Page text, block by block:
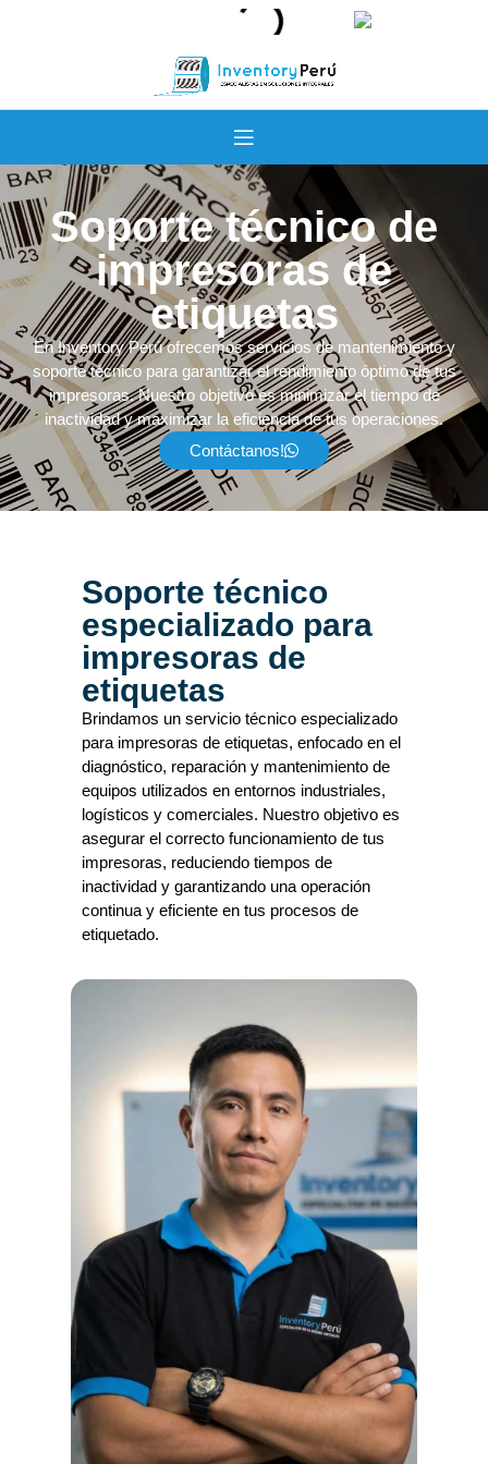
Soporte técnico de
impresoras de
etiquetas
En Inventory Perú ofrecemos servicios de mantenimiento y
soporte técnico para garantizar el rendimiento óptimo de tus
impresoras. Nuestro objetivo es minimizar el tiempo de
inactividad y maximizar la eficiencia de tus operaciones.
Contáctanos!
Soporte técnico
especializado para
impresoras de
etiquetas
Brindamos un servicio técnico especializado
para impresoras de etiquetas, enfocado en el
diagnóstico, reparación y mantenimiento de
equipos utilizados en entornos industriales,
logísticos y comerciales. Nuestro objetivo es
asegurar el correcto funcionamiento de tus
impresoras, reduciendo tiempos de
inactividad y garantizando una operación
continua y eficiente en tus procesos de
etiquetado.